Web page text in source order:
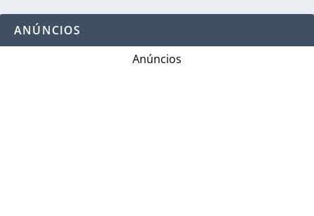
ANÚNCIOS
Anúncios